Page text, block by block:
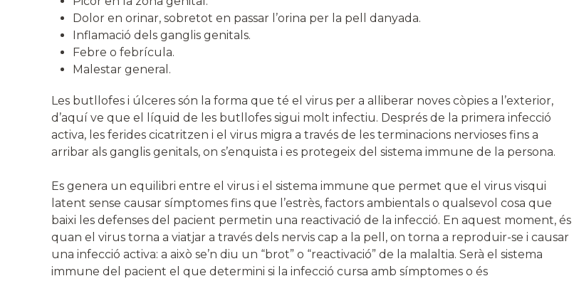
Dolor en orinar, sobretot en passar l’orina per la pell danyada.
Inflamació dels ganglis genitals.
Febre o febrícula.
Malestar general.
Les butllofes i úlceres són la forma que té el virus per a alliberar noves còpies a l’exterior,
d’aquí ve que el líquid de les butllofes sigui molt infectiu. Després de la primera infecció
activa, les ferides cicatritzen i el virus migra a través de les terminacions nervioses fins a
arribar als ganglis genitals, on s’enquista i es protegeix del sistema immune de la persona.
Es genera un equilibri entre el virus i el sistema immune que permet que el virus visqui
latent sense causar símptomes fins que l’estrès, factors ambientals o qualsevol cosa que
baixi les defenses del pacient permetin una reactivació de la infecció. En aquest moment, és
quan el virus torna a viatjar a través dels nervis cap a la pell, on torna a reproduir-se i causar
una infecció activa: a això se’n diu un “brot” o “reactivació” de la malaltia. Serà el sistema
immune del pacient el que determini si la infecció cursa amb símptomes o és